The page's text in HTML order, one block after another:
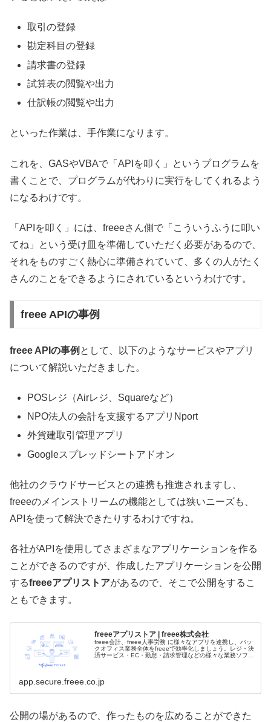
取引の登録
勘定科目の登録
請求書の登録
試算表の閲覧や出力
仕訳帳の閲覧や出力
といった作業は、手作業になります。
これを、GASやVBAで「APIを叩く」というプログラムを
書くことで、プログラムが代わりに実行をしてくれるよう
になるわけです。
「APIを叩く」には、freeeさん側で「こういうふうに叩い
てね」という受け皿を準備していただく必要があるので、
それをものすごく熱心に準備されていて、多くの人がたく
さんのことをできるようにされているというわけです。
freee APIの事例
freee APIの事例 として、以下のようなサービスやアプリ
について解説いただきました。
POSレジ（Airレジ、Squareなど）
NPO法人の会計を支援するアプリNport
外貨建取引管理アプリ
Googleスプレッドシートアドオン
他社のクラウドサービスとの連携も推進されますし、
freeeのメインストリームの機能としては狭いニーズも、
APIを使って解決できたりするわけですね。
各社がAPIを使用してさまざまなアプリケーションを作る
ことができるのですが、作成したアプリケーションを公開
するfreeeアプリストアがあるので、そこで公開をするこ
ともできます。
freeeアプリストア | freee株式会社
freee会計、freee人事労務 に様々なアプリを連携し、バッ
クオフィス業務全体をfreeeで効率化しましょう。レジ・決
済サービス・EC・勤怠・請求管理などの様々な業務ソフト
app.secure.freee.co.jp
公開の場があるので、作ったものを広めることができた